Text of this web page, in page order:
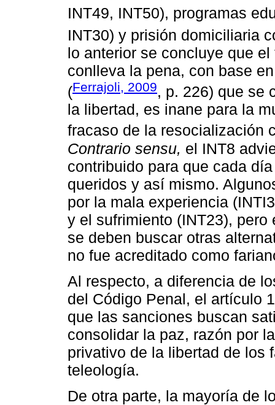
INT49, INT50), programas
INT30) y prisión domiciliaria
lo anterior se concluye que
conlleva la pena, con base
(Ferrajoli, 2009, p. 226) que se
la libertad, es inane para la
fracaso de la resocialización
Contrario sensu, el INT8
contribuido para que cada
queridos y así mismo.
por la mala experiencia
y el sufrimiento (INT23),
se deben buscar otras
no fue acreditado como
Al respecto, a diferencia de
del Código Penal, el artículo
que las sanciones buscan
consolidar la paz, razón por
privativo de la libertad de los
teleología.
De otra parte, la mayoría de